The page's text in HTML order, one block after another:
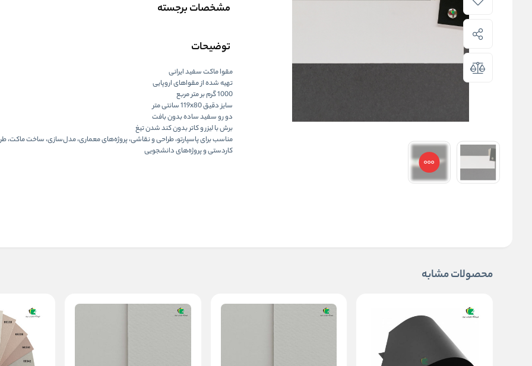
مشخصات برجسته
توضیحات
مقوا ماکت سفید ایرانی
تهیه شده از مقواهای اروپایی
1000 گرم بر متر مربع
سایز دقیق 119x80 سانتی متر
دو رو سفید ساده بدون بافت
برش با لیزر و کاتر بدون کند شدن تیغ
مناسب برای پاسپارتو، طراحی و نقاشی، پروژه‌های معماری، مدل‌سازی، ساخت ماکت،
کاردستی و پروژه‌های دانشجویی
محصولات مشابه